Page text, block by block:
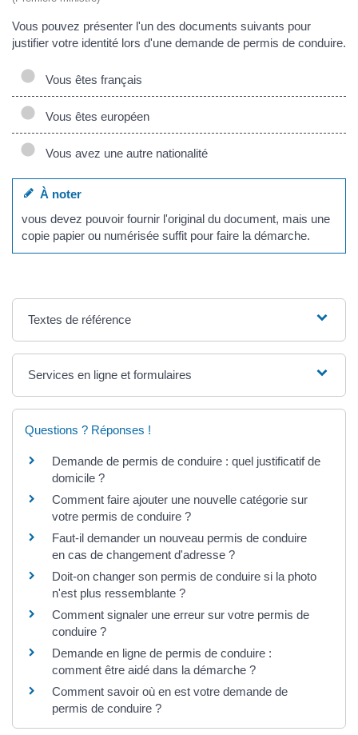
Vous pouvez présenter l'un des documents suivants pour
justifier votre identité lors d'une demande de permis de conduire.
Vous êtes français
Vous êtes européen
Vous avez une autre nationalité
À noter
vous devez pouvoir fournir l'original du document, mais une
copie papier ou numérisée suffit pour faire la démarche.
Textes de référence
Services en ligne et formulaires
Questions ? Réponses !
Demande de permis de conduire : quel justificatif de
domicile ?
Comment faire ajouter une nouvelle catégorie sur
votre permis de conduire ?
Faut-il demander un nouveau permis de conduire
en cas de changement d'adresse ?
Doit-on changer son permis de conduire si la photo
n'est plus ressemblante ?
Comment signaler une erreur sur votre permis de
conduire ?
Demande en ligne de permis de conduire :
comment être aidé dans la démarche ?
Comment savoir où en est votre demande de
permis de conduire ?